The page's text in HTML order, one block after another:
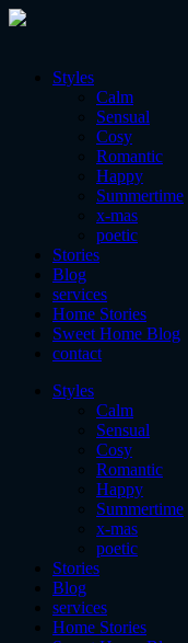
Styles
Calm
Sensual
Cosy
Romantic
Happy
Summertime
x-mas
poetic
Stories
Blog
services
Home Stories
Sweet Home Blog
contact
Styles
Calm
Sensual
Cosy
Romantic
Happy
Summertime
x-mas
poetic
Stories
Blog
services
Home Stories